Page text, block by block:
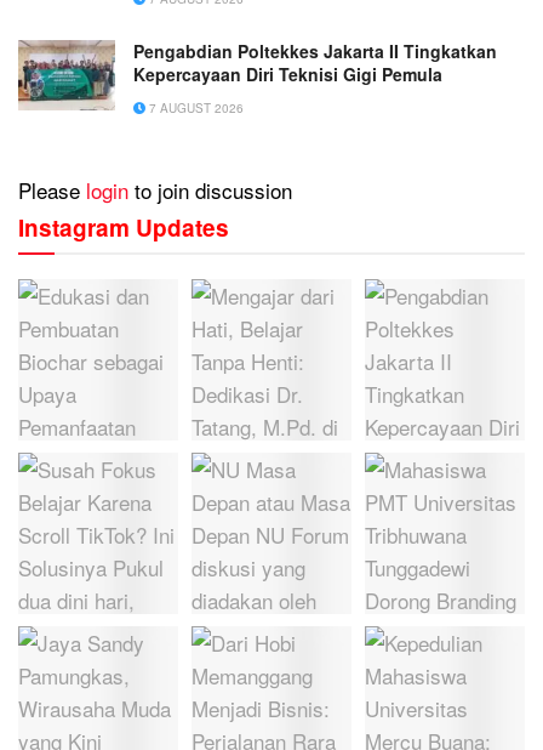
Pengabdian Poltekkes Jakarta II Tingkatkan
Kepercayaan Diri Teknisi Gigi Pemula
7 AUGUST 2026
Please login to join discussion
Instagram Updates